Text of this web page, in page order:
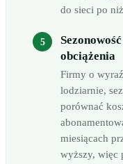
do sieci po
obciążenia
Firmy o
lodziarnie,
porównać
miesiącach
wyższy, więc